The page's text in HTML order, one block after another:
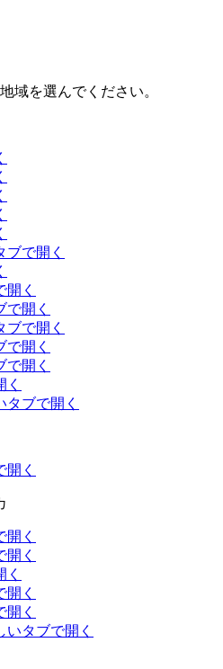
域を選んでください。
ブで開く
開く
で開く
ブで開く
で開く
で開く
く
タブで開く
開く
開く
開く
く
開く
開く
いタブで開く